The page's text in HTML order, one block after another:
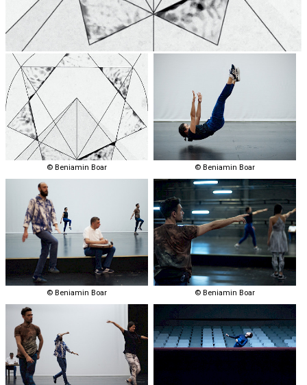
© Beniamin Boar © Beniamin Boar
© Beniamin Boar © Beniamin Boar